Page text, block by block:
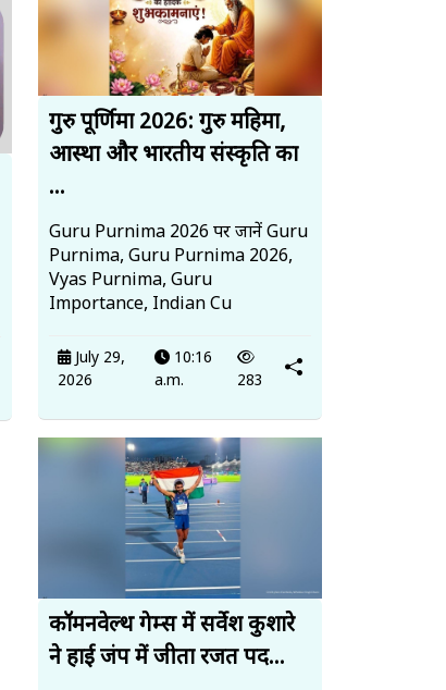
गुरु पूर्णिमा 2026: गुरु महिमा,
आस्था और भारतीय संस्कृति का
...
Guru Purnima 2026 पर जानें Guru
Purnima, Guru Purnima 2026,
Vyas Purnima, Guru
Importance, Indian Cu
July 29,
2026
10:16
a.m.
283
कॉमनवेल्थ गेम्स में सर्वेश कुशारे
ने हाई जंप में जीता रजत पद...